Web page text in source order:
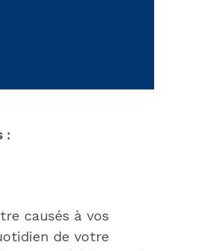
:
causés à vos
de votre